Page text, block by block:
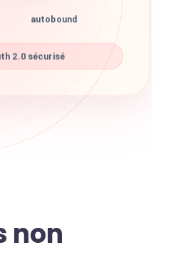
autobound
2.0 sécurisé
non